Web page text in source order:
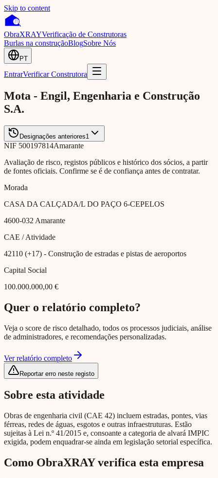
Skip to content
ObraXRAYVerificação de Construtoras
Burlas na construçãoBlogSobre Nós
PT
EntrarVerificar Construtora
Mota - Engil, Engenharia e Construção
S.A.
Designações anteriores1
NIF 500197814Amarante
Avaliação de risco, registos públicos e histórico dos sócios, a partir
de fontes oficiais. Confirme se é de confiança antes de contratar.
Morada
CASA DA CALÇADA/L DO PAÇO 6-CEPELOS
4600-032 Amarante
CAE / Atividade
42110 (+17) - Construção de estradas e pistas de aeroportos
Capital Social
100.000.000,00 €
Quer o relatório completo?
Veja o score de risco detalhado, todos os processos judiciais, análise
de administradores, e recomendações personalizadas.
Ver relatório completo
Reportar erro neste registo
Sobre esta atividade
Obras de engenharia civil (CAE 42) incluem estradas, pontes, vias
férreas, redes de águas, esgotos e outras infraestruturas. Estão
sujeitas à Lei n.º 41/2015 e, consoante a categoria de alvará IMPIC
exigida, podem enquadrar-se ainda em legislação setorial específica.
Como ObraXRAY verifica esta empresa